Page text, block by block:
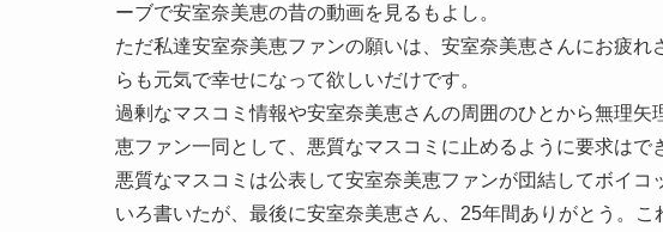
ーブで安室奈美恵の昔の動画を見るもよし。
ただ私達安室奈美恵ファンの願いは、安室奈美恵さんにお疲
らも元気で幸せになって欲しいだけです。
過剰なマスコミ情報や安室奈美恵さんの周囲のひとから無理
恵ファン一同として、悪質なマスコミに止めるように要求はで
悪質なマスコミは公表して安室奈美恵ファンが団結してボイ
いろ書いたが、最後に安室奈美恵さん、25年間ありがとう。